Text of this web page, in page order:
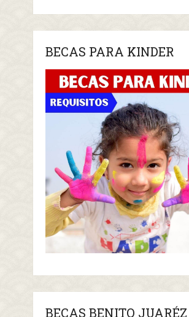
BECAS PARA KINDER
BECAS BENITO JUARÉZ